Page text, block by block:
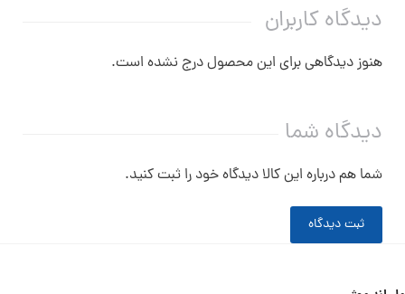
دیدگاه کاربران
هنوز دیدگاهی برای این محصول درج نشده است.
دیدگاه شما
شما هم درباره این کالا دیدگاه خود را ثبت کنید.
ثبت دیدگاه